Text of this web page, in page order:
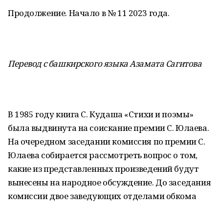
Продолжение. Начало в № 11 2023 года.
Перевод с башкирского языка Азамата Сагитова
В 1985 году книга С. Кудаша «Стихи и поэмы»
была выдвинута на соискание премии С. Юлаева.
На очередном заседании комиссия по премии С.
Юлаева собирается рассмотреть вопрос о том,
какие из представленных произведений будут
вынесены на народное обсуждение. До заседания
комиссии двое заведующих отделами обкома